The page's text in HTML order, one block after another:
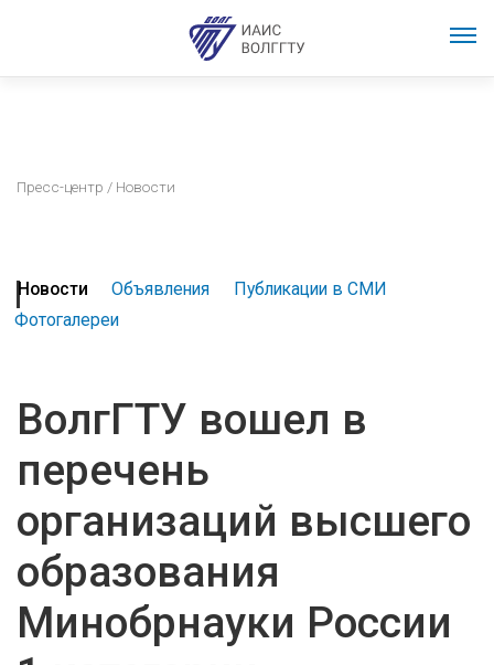
Пресс-центр / Новости
Новости Объявления
Публикации в СМИ
Фотогалереи
ВолгГТУ вошел в
перечень
организаций высшего
образования
Минобрнауки России